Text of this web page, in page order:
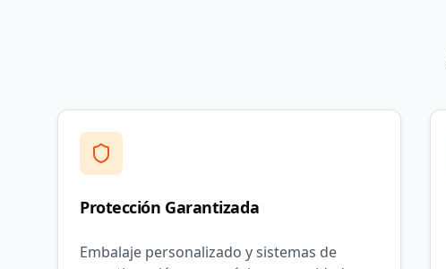
Protección Garantizada
Embalaje personalizado y sistemas de